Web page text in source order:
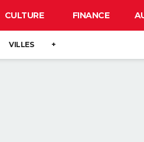
CULTURE FINANCE
VILLES +